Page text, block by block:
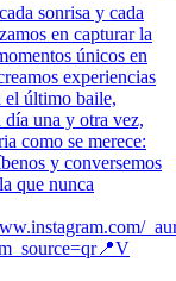
sonrisa y cada
en capturar la
únicos en
experiencias
el último baile,
día una y otra vez,
como se merece:
y conversemos
que nunca